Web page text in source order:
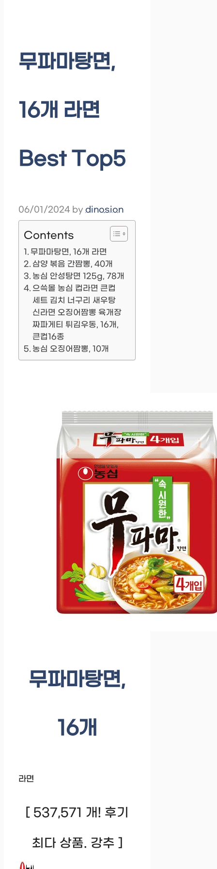
무파마탕면,
16개 라면
Best Top5
06/01/2024 by dinosion
Contents
무파마탕면, 16개 라면
삼양 볶음 간짬뽕, 40개
농심 안성탕면 125g, 78개
으쓱몰 농심 컵라면 큰컵
세트 김치 너구리 새우탕
신라면 오징어짬뽕 육개장
짜파게티 튀김우동, 16개,
큰컵16종
농심 오징어짬뽕, 10개
무파마탕면,
16개
라면
[ 537,571 개! 후기
최다 상품. 강추 ]